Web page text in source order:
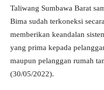
Taliwang Sumbawa Barat
Bima sudah terkoneksi
memberikan keandalan
yang prima kepada
maupun pelanggan rumah
(30/05/2022).